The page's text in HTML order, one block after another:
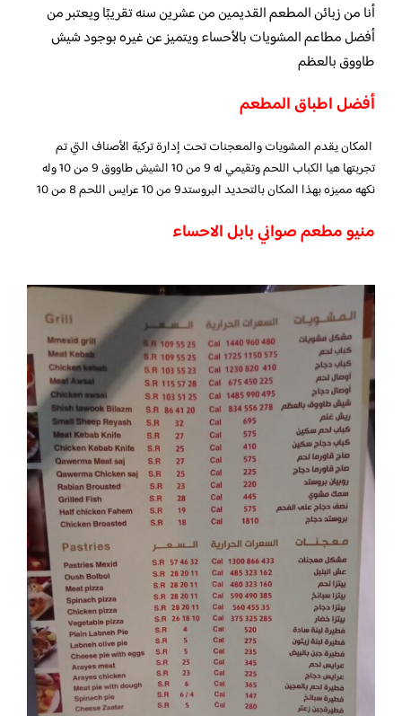
أنا من زبائن المطعم القديمين من عشرين سنه تقريبًا ويعتبر من
أفضل مطاعم المشويات بالأحساء ويتميز عن غيره بوجود شيش
طاووق بالعظم
أفضل اطباق المطعم
المكان يقدم المشويات والمعجنات تحت إدارة تركية الأصناف التي تم
تجربتها هيا الكباب اللحم وتقيمي له 9 من 10 الشيش طاووق 9 من 10 وله
نكهه مميزه بهذا المكان بالتحديد البروستد9 من 10 عرايس اللحم 8 من 10
منيو مطعم صواني بابل الاحساء